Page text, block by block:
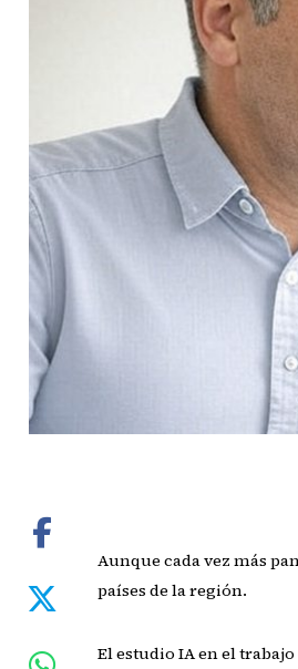
Aunque cada vez más
países de la región.
El estudio IA en el